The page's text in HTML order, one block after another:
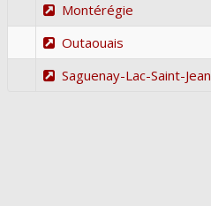
Montérégie
Outaouais
Saguenay-Lac-Saint-Jean